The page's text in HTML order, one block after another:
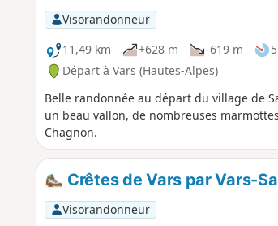
Visorandonneur
11,49 km
+628 m -619 m
Départ à Vars (Hautes-Alpes)
Belle randonnée au départ du village de
un beau vallon, de nombreuses
Chagnon.
Crêtes de Vars par Vars-
Visorandonneur